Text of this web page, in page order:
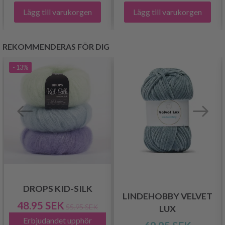
Lägg till varukorgen Lägg till varukorgen
REKOMMENDERAS FÖR DIG
- 13%
DROPS KID-SILK
48.95 SEK 55.95 SEK
Erbjudandet upphör
LINDEHOBBY VELVET
LUX